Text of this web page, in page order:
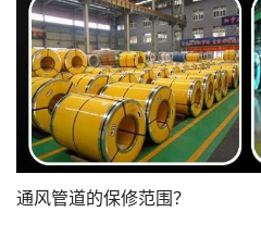
通风管道的保修范围？